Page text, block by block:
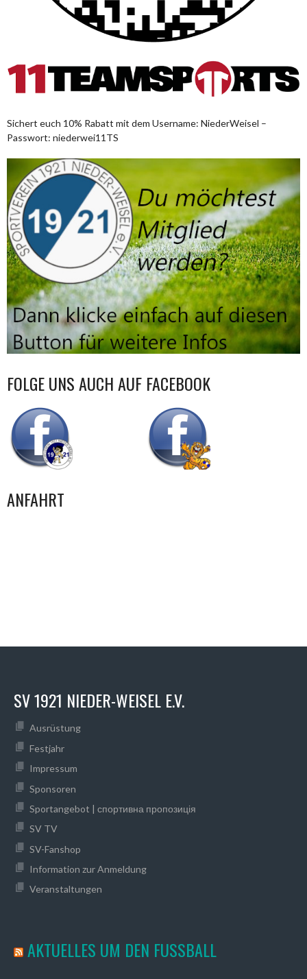
Sichert euch 10% Rabatt mit dem Username: NiederWeisel –
Passwort: niederwei11TS
FOLGE UNS AUCH AUF FACEBOOK
ANFAHRT
SV 1921 NIEDER-WEISEL E.V.
Ausrüstung
Festjahr
Impressum
Sponsoren
Sportangebot | спортивна пропозиція
SV TV
SV-Fanshop
Information zur Anmeldung
Veranstaltungen
AKTUELLES UM DEN FUSSBALL